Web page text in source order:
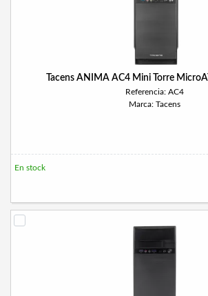
Tacens ANIMA AC4 Mini Torre
Referencia: AC4
Marca: Tacens
En stock